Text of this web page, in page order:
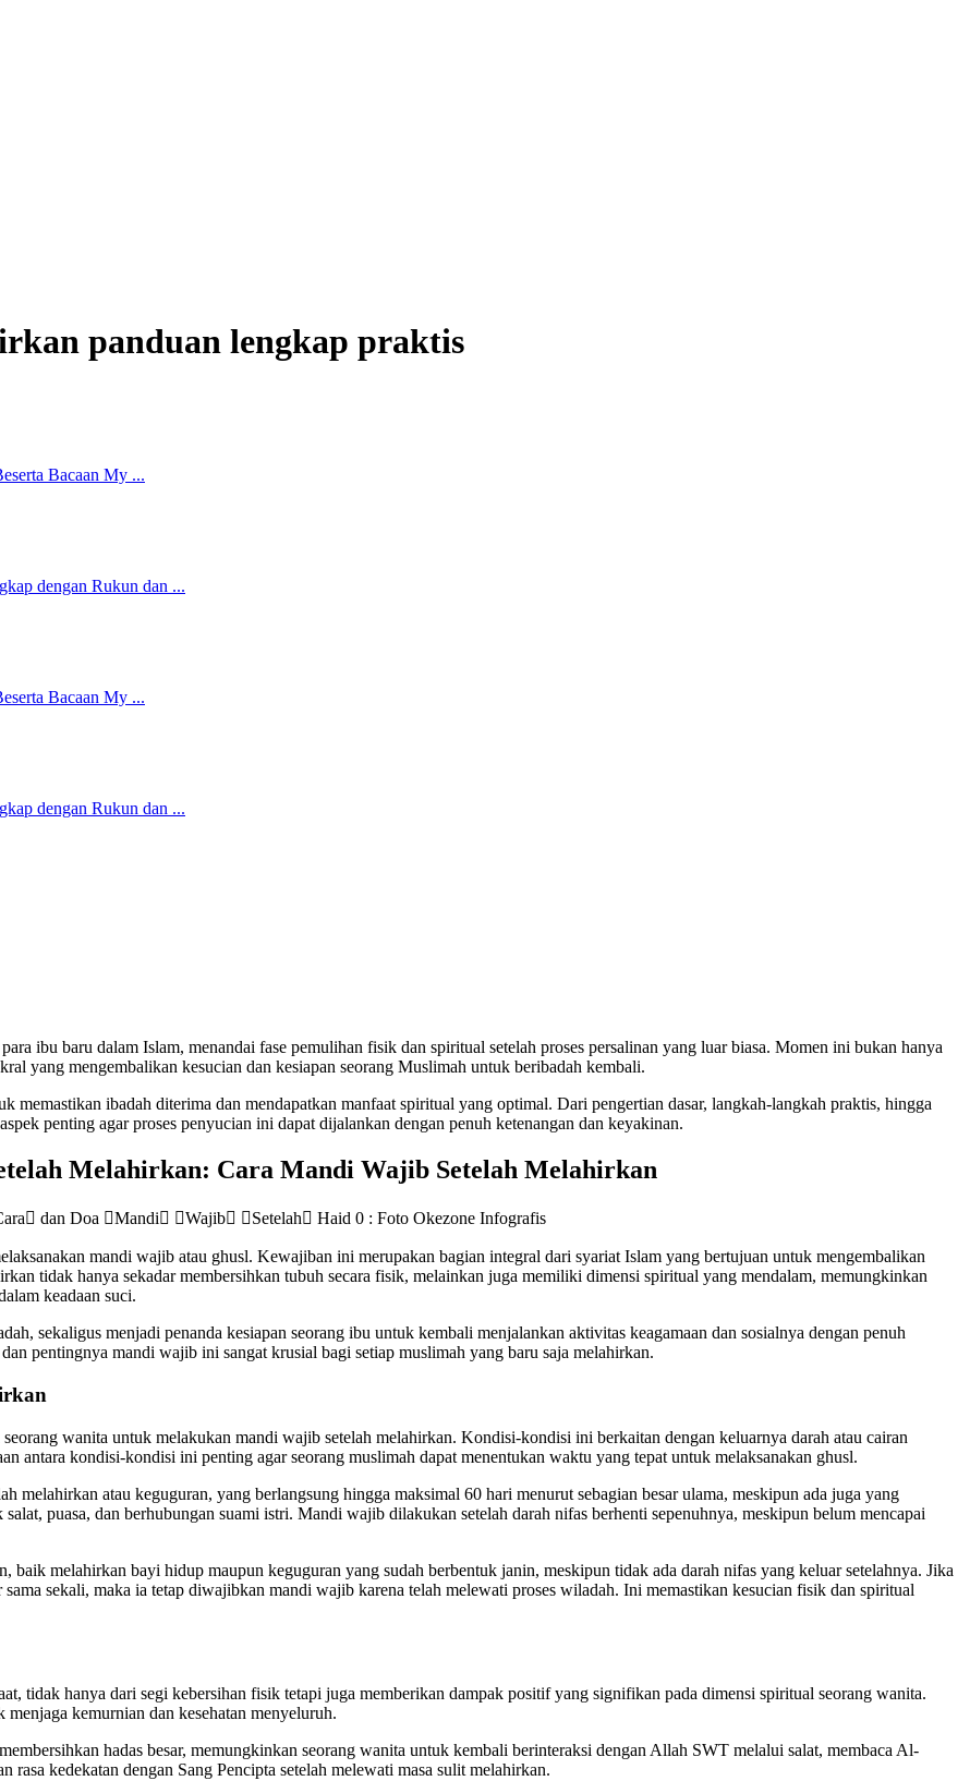
panduan lengkap praktis
ibu baru dalam Islam, menandai fase pemulihan fisik dan spiritual setelah proses persalinan yang luar biasa. Momen ini bukan hanya
yang mengembalikan kesucian dan kesiapan seorang Muslimah untuk beribadah kembali.
memastikan ibadah diterima dan mendapatkan manfaat spiritual yang optimal. Dari pengertian dasar, langkah-langkah praktis, hingga
penting agar proses penyucian ini dapat dijalankan dengan penuh ketenangan dan keyakinan.
Melahirkan: Cara Mandi Wajib Setelah Melahirkan
mandi wajib atau ghusl. Kewajiban ini merupakan bagian integral dari syariat Islam yang bertujuan untuk mengembalikan
tidak hanya sekadar membersihkan tubuh secara fisik, melainkan juga memiliki dimensi spiritual yang mendalam, memungkinkan
keadaan suci.
sekaligus menjadi penanda kesiapan seorang ibu untuk kembali menjalankan aktivitas keagamaan dan sosialnya dengan penuh
pentingnya mandi wajib ini sangat krusial bagi setiap muslimah yang baru saja melahirkan.
wanita untuk melakukan mandi wajib setelah melahirkan. Kondisi-kondisi ini berkaitan dengan keluarnya darah atau cairan
antara kondisi-kondisi ini penting agar seorang muslimah dapat menentukan waktu yang tepat untuk melaksanakan ghusl.
melahirkan atau keguguran, yang berlangsung hingga maksimal 60 hari menurut sebagian besar ulama, meskipun ada juga yang
puasa, dan berhubungan suami istri. Mandi wajib dilakukan setelah darah nifas berhenti sepenuhnya, meskipun belum mencapai
baik melahirkan bayi hidup maupun keguguran yang sudah berbentuk janin, meskipun tidak ada darah nifas yang keluar setelahnya. Jika
sekali, maka ia tetap diwajibkan mandi wajib karena telah melewati proses wiladah. Ini memastikan kesucian fisik dan spiritual
tidak hanya dari segi kebersihan fisik tetapi juga memberikan dampak positif yang signifikan pada dimensi spiritual seorang wanita.
kemurnian dan kesehatan menyeluruh.
hadas besar, memungkinkan seorang wanita untuk kembali berinteraksi dengan Allah SWT melalui salat, membaca Al-
kedekatan dengan Sang Pencipta setelah melewati masa sulit melahirkan.